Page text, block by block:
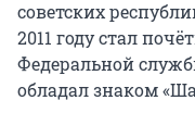
советских
2011 году стал
Федеральной
обладал знаком